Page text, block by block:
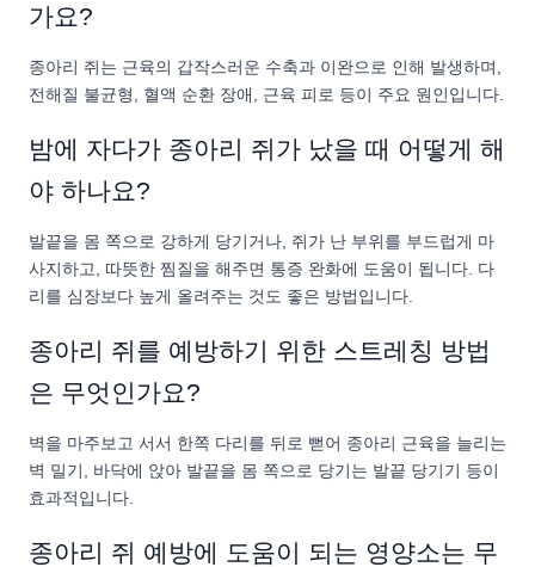
가요?
종아리 쥐는 근육의 갑작스러운 수축과 이완으로 인해 발생하며,
전해질 불균형, 혈액 순환 장애, 근육 피로 등이 주요 원인입니다.
밤에 자다가 종아리 쥐가 났을 때 어떻게 해
야 하나요?
발끝을 몸 쪽으로 강하게 당기거나, 쥐가 난 부위를 부드럽게 마
사지하고, 따뜻한 찜질을 해주면 통증 완화에 도움이 됩니다. 다
리를 심장보다 높게 올려주는 것도 좋은 방법입니다.
종아리 쥐를 예방하기 위한 스트레칭 방법
은 무엇인가요?
벽을 마주보고 서서 한쪽 다리를 뒤로 뻗어 종아리 근육을 늘리는
벽 밀기, 바닥에 앉아 발끝을 몸 쪽으로 당기는 발끝 당기기 등이
효과적입니다.
종아리 쥐 예방에 도움이 되는 영양소는 무